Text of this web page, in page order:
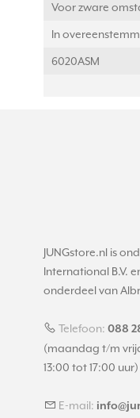
Voor zware
In
6020ASM
JUNGstore.nl is
International B.V.
onderdeel van
Telefoon: 088
(maandag t/m
13:00 tot 17:00 uur)
E-mail: